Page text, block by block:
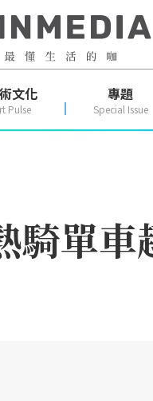
文化
Pulse
專題
Special Issue
騎單車